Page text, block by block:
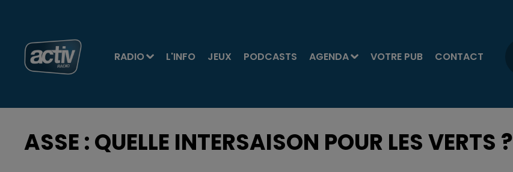
RADIO L'INFO JEUX PODCASTS AGENDA VOTRE PUB CONTACT
ASSE : QUELLE INTERSAISON POUR LES VERTS ?